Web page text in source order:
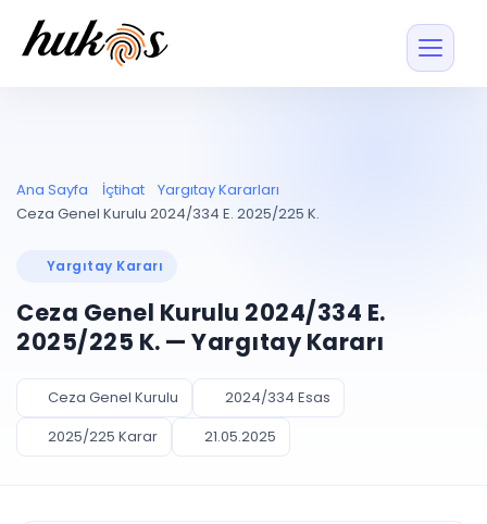
Entegrasyonu
UYAP ile otomatik
UYAP Evrak
Entegrasyonu
UETS Entegrasyonu
Tebligatları anında
Müvekkil ve taraf
Vekalet
PLANLAMA & TAKİP
Pano ve Takip
AKILLI & FİNANS
Blog
Ücretsiz Başlayın Giriş Yap
Ana Sayfa İçtihat
Yargıtay Kararları
Ceza Genel Kurulu 2024/334 E. 2025/225 K.
Yargıtay Kararı
Ceza Genel Kurulu 2024/334 E.
2025/225 K. — Yargıtay Kararı
Ceza Genel Kurulu
2024/334 Esas
2025/225 Karar
21.05.2025